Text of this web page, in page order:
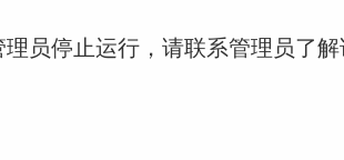
员停止运行，请联系管理员了